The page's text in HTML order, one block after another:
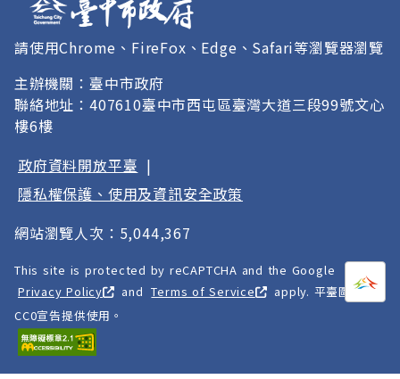
打開
請使用Chrome、FireFox、Edge、Safari等瀏覽器瀏覽
主辦機關：臺中市政府
聯絡地址：407610臺中市西屯區臺灣大道三段99號文心
樓6樓
政府資料開放平臺 |
隱私權保護、使用及資訊安全政策
網站瀏覽人次：5,044,367
This site is protected by reCAPTCHA and the Google
Privacy Policy
and Terms of Service
apply. 平臺圖像以
CC0宣告提供使用。